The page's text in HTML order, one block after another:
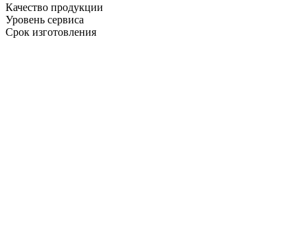
Качество продукции
Уровень сервиса
Срок изготовления